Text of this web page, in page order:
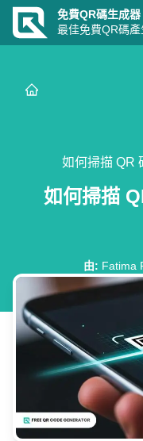
免費QR碼生成器
最佳免費QR碼產
如何掃描 QR
如何掃描
由: Fatima